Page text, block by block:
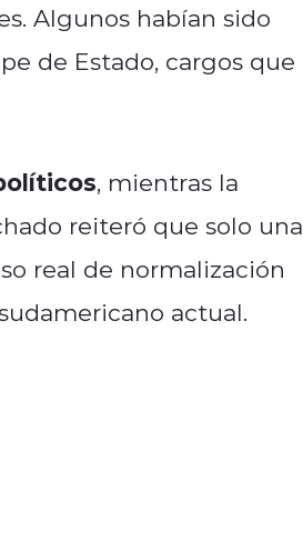
Algunos habían sido
de Estado, cargos que
, mientras la
reiteró que solo una
real de normalización
actual.